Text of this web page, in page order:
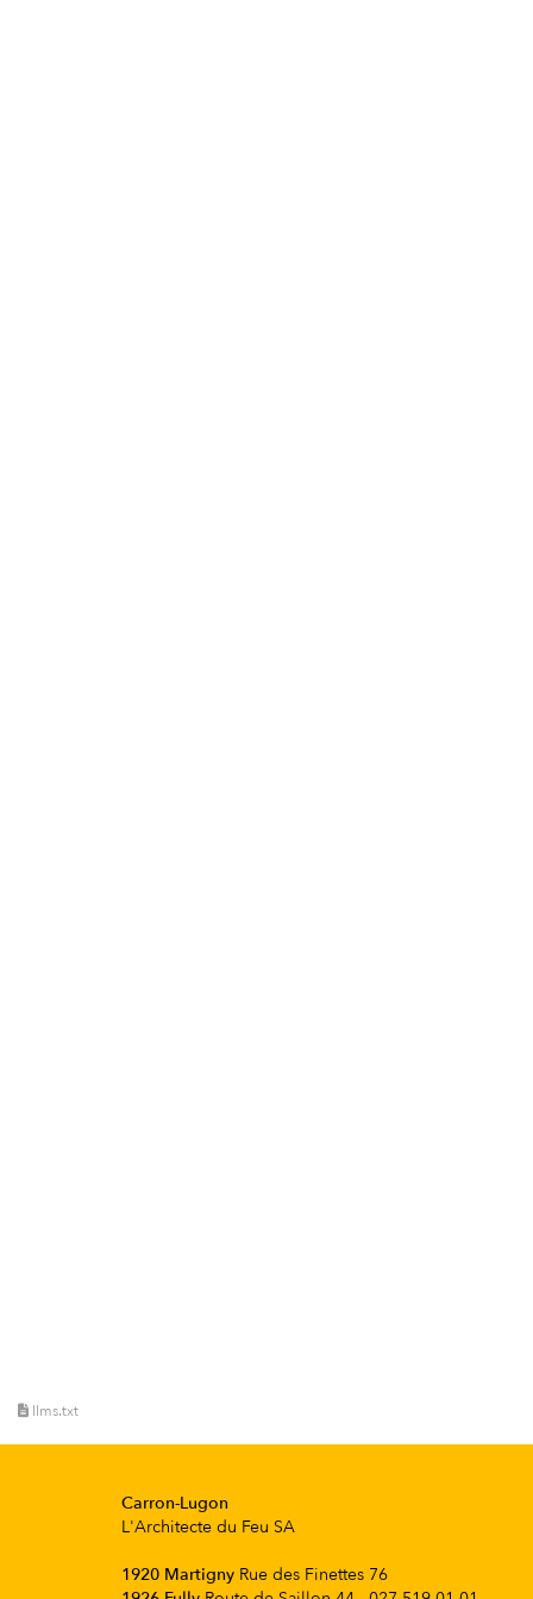
llms.txt
Carron-Lugon
L'Architecte du Feu SA
1920 Martigny Rue des Finettes 76